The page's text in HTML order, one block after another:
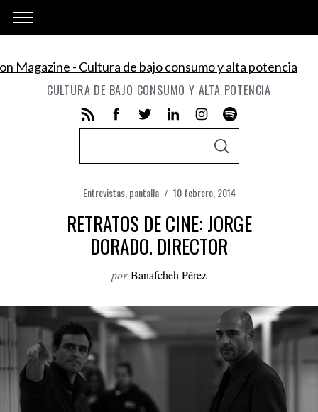
CULTURA DE BAJO CONSUMO Y ALTA POTENCIA
c
h
S
C
H
Entrevistas, pantalla 10 febrero, 2014
RETRATOS DE CINE: JORGE
DORADO. DIRECTOR
por Banafcheh Pérez